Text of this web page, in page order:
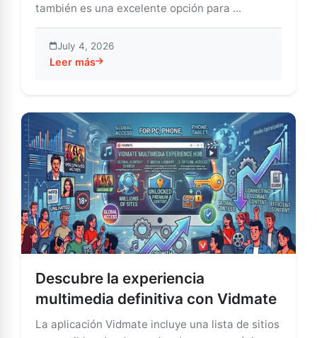
también es una excelente opción para ...
July 4, 2026
Leer más
about Vidmate en iOS: La guía esencial para
Descubre la experiencia
multimedia definitiva con Vidmate
La aplicación Vidmate incluye una lista de sitios